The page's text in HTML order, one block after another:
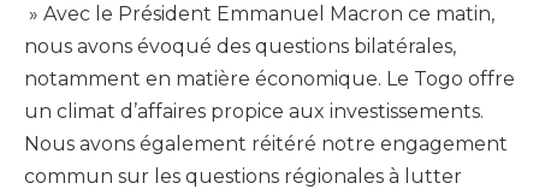
» Avec le Président Emmanuel Macron ce matin,
nous avons évoqué des questions bilatérales,
notamment en matière économique. Le Togo offre
un climat d’affaires propice aux investissements.
Nous avons également réitéré notre engagement
commun sur les questions régionales à lutter